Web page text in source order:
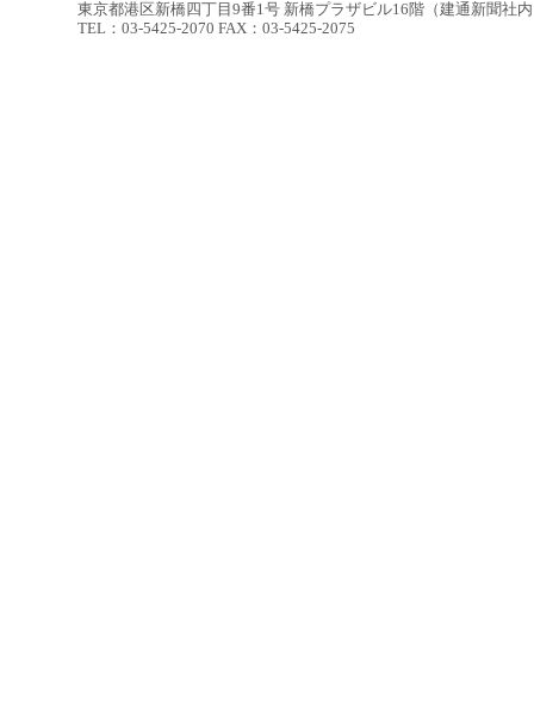
東京都港区新橋四丁目9番1号 新橋プラザビル16階（建通新聞社
TEL：03-5425-2070 FAX：03-5425-2075